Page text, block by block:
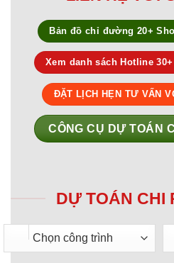
Bản đồ chỉ đường 20+
Xem danh sách Hotline
ĐẶT LỊCH HẸN TƯ VẤN
CÔNG CỤ DỰ TOÁN
DỰ TOÁN CHI